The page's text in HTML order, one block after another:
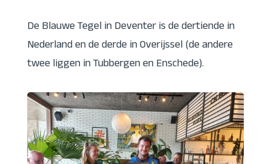
De Blauwe Tegel in Deventer is de dertiende in
Nederland en de derde in Overijssel (de andere
twee liggen in Tubbergen en Enschede).